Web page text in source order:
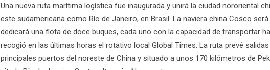
Una nueva ruta marítima logística fue inaugurada y unirá la ciudad nororiental
este sudamericana como Río de Janeiro, en Brasil. La naviera china Cosco
dedicará una flota de doce buques, cada uno con la capacidad de transportar
recogió en las últimas horas el rotativo local Global Times. La ruta prevé
principales puertos del noreste de China y situado a unos 170 kilómetros de